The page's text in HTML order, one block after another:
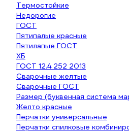
Термостойкие
Недорогие
ГОСТ
Пятипалые красные
Пятилапые ГОСТ
ХБ
ГОСТ 12.4 252 2013
Сварочные желтые
Сварочные ГОСТ
Размер (буквенная система
Желто красные
Перчатки универсальные
Перчатки спилковые